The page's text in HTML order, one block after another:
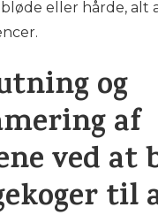
bløde eller hårde,
og
af
ved at
til